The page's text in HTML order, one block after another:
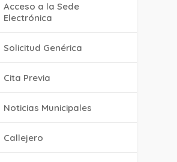
Acceso a la Sede
Electrónica
Solicitud Genérica
Cita Previa
‎Noticias Municipales
Callejero